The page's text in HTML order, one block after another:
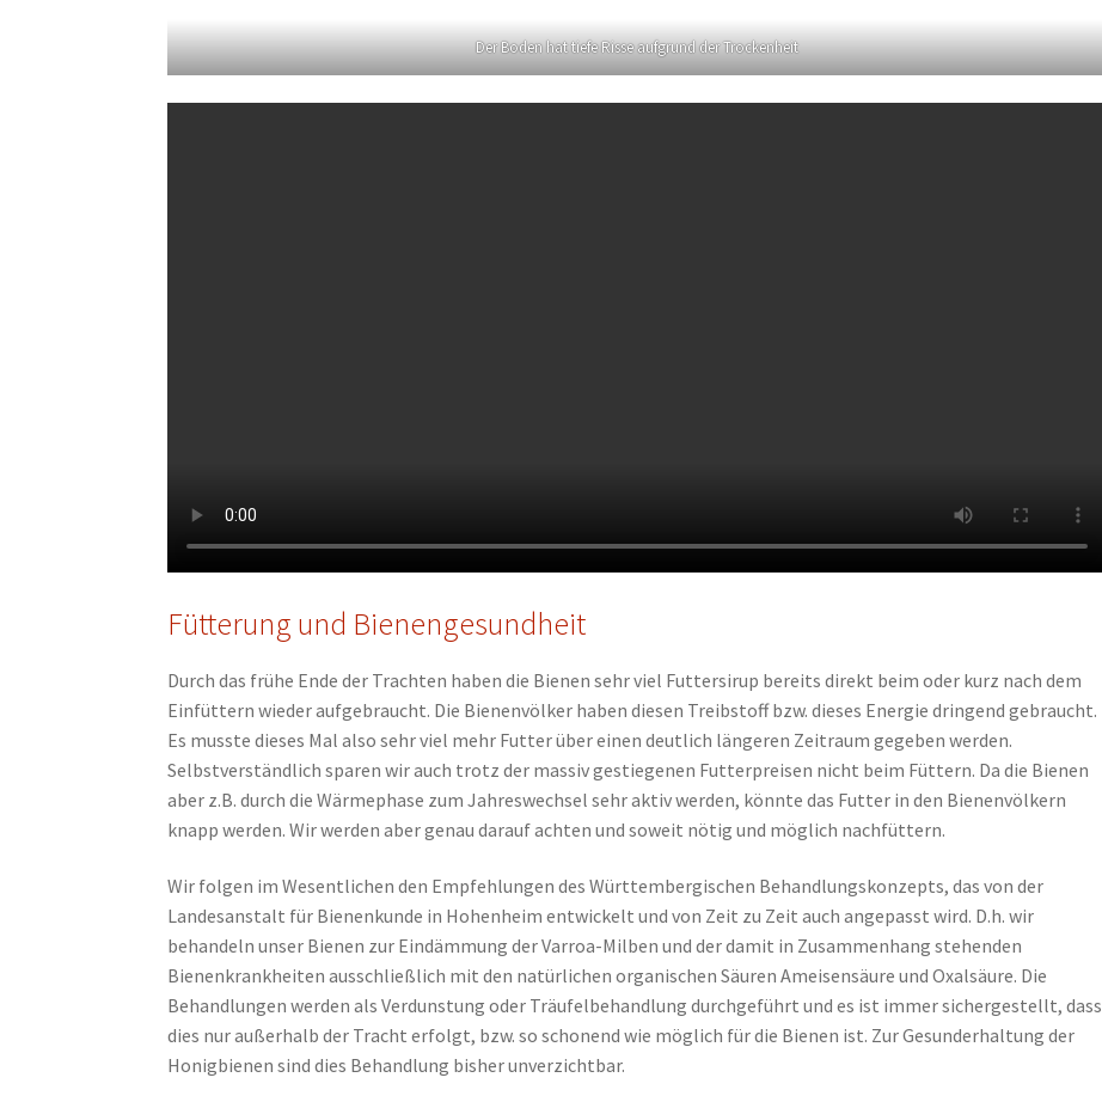
Der Boden hat tiefe Risse aufgrund der Trockenheit
Fütterung und Bienengesundheit
Durch das frühe Ende der Trachten haben die Bienen sehr viel Futtersirup bereits direkt beim oder kurz nach dem
Einfüttern wieder aufgebraucht. Die Bienenvölker haben diesen Treibstoff bzw. dieses Energie dringend gebraucht.
Es musste dieses Mal also sehr viel mehr Futter über einen deutlich längeren Zeitraum gegeben werden.
Selbstverständlich sparen wir auch trotz der massiv gestiegenen Futterpreisen nicht beim Füttern. Da die Bienen
aber z.B. durch die Wärmephase zum Jahreswechsel sehr aktiv werden, könnte das Futter in den Bienenvölkern
knapp werden. Wir werden aber genau darauf achten und soweit nötig und möglich nachfüttern.
Wir folgen im Wesentlichen den Empfehlungen des Württembergischen Behandlungskonzepts, das von der
Landesanstalt für Bienenkunde in Hohenheim entwickelt und von Zeit zu Zeit auch angepasst wird. D.h. wir
behandeln unser Bienen zur Eindämmung der Varroa-Milben und der damit in Zusammenhang stehenden
Bienenkrankheiten ausschließlich mit den natürlichen organischen Säuren Ameisensäure und Oxalsäure. Die
Behandlungen werden als Verdunstung oder Träufelbehandlung durchgeführt und es ist immer sichergestellt, dass
dies nur außerhalb der Tracht erfolgt, bzw. so schonend wie möglich für die Bienen ist. Zur Gesunderhaltung der
Honigbienen sind dies Behandlung bisher unverzichtbar.